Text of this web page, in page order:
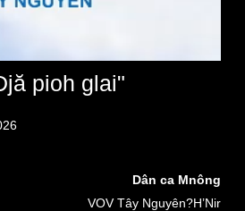
pioh glai"
Dân ca Mnông
VOV Tây Nguyên?H’Nir